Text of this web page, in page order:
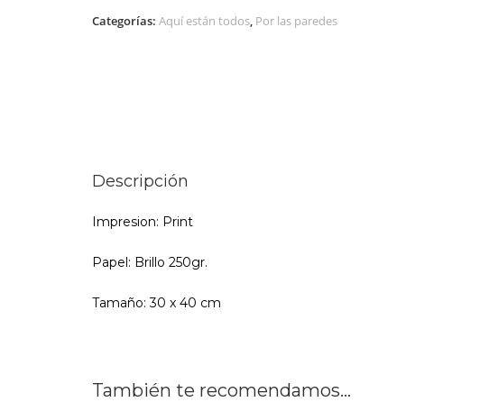
Categorías: Aquí están todos, Por las paredes
Descripción
Impresion: Print
Papel: Brillo 250gr.
Tamaño: 30 x 40 cm
También te recomendamos…